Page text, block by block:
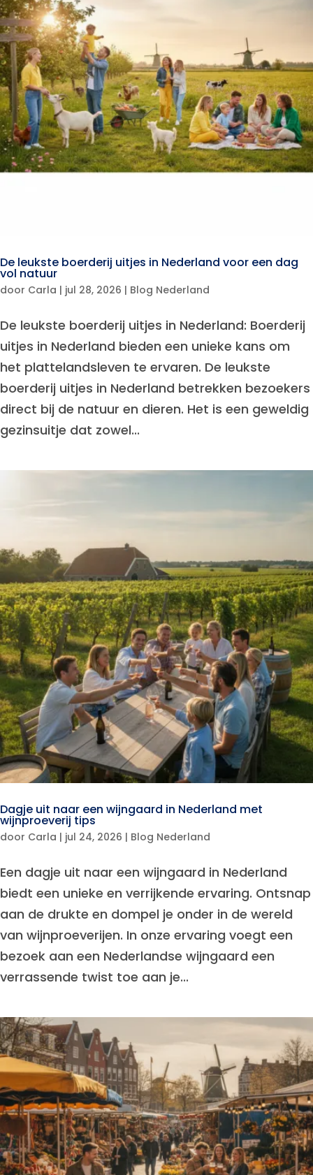
De leukste boerderij uitjes in Nederland voor een dag
vol natuur
door Carla | jul 28, 2026 | Blog Nederland
De leukste boerderij uitjes in Nederland: Boerderij
uitjes in Nederland bieden een unieke kans om
het plattelandsleven te ervaren. De leukste
boerderij uitjes in Nederland betrekken bezoekers
direct bij de natuur en dieren. Het is een geweldig
gezinsuitje dat zowel...
Dagje uit naar een wijngaard in Nederland met
wijnproeverij tips
door Carla | jul 24, 2026 | Blog Nederland
Een dagje uit naar een wijngaard in Nederland
biedt een unieke en verrijkende ervaring. Ontsnap
aan de drukte en dompel je onder in de wereld
van wijnproeverijen. In onze ervaring voegt een
bezoek aan een Nederlandse wijngaard een
verrassende twist toe aan je...